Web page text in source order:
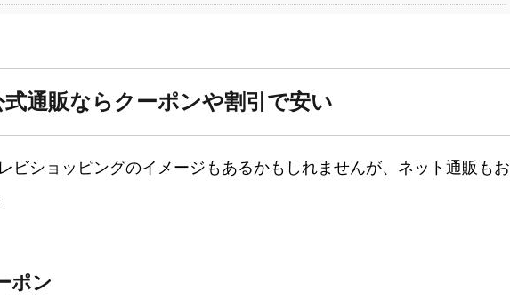
式通販ならクーポンや割引で安い
ビショッピングのイメージもあるかもしれませんが、ネット通販もお
ポン